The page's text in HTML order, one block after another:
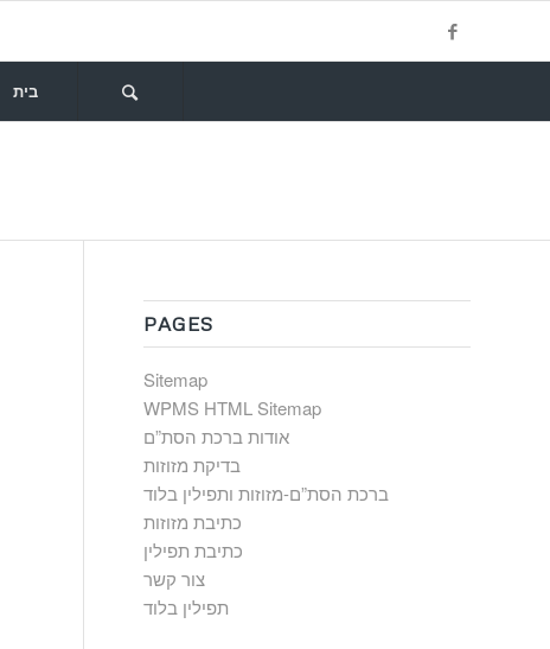
בית
PAGES
Sitemap
WPMS HTML Sitemap
אודות ברכת הסת”ם
בדיקת מזוזות
ברכת הסת”ם-מזוזות ותפילין בלוד
כתיבת מזוזות
כתיבת תפילין
צור קשר
תפילין בלוד